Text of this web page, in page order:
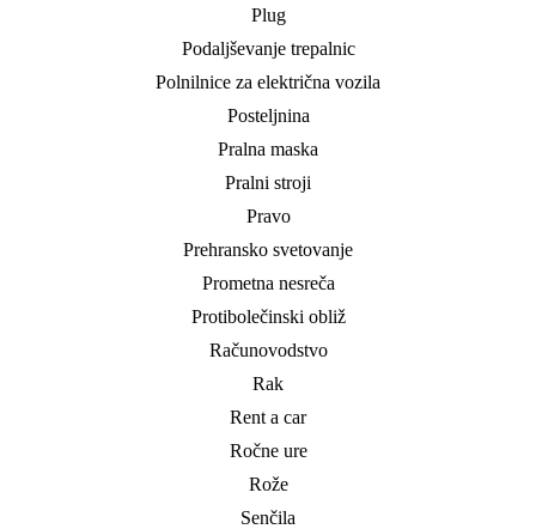
Plug
Podaljševanje trepalnic
Polnilnice za električna vozila
Posteljnina
Pralna maska
Pralni stroji
Pravo
Prehransko svetovanje
Prometna nesreča
Protibolečinski obliž
Računovodstvo
Rak
Rent a car
Ročne ure
Rože
Senčila